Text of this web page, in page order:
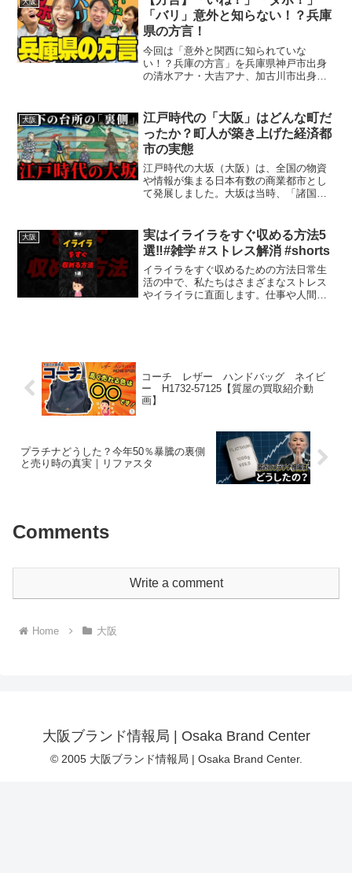
大阪
「バリ」意外と知らない！？兵庫
県の方言！
今回は「意外と関西に知られていな
い！？兵庫の方言」を兵庫県神戸市出身
の清水アナ・大吉アナ、加古川市出身の
兵庫の方言はありましたか・・・？＝＝
＝＝＝＝＝＝＝＝＝＝＝＝＝＝...
大阪
江戸時代の「大阪」はどんな町だ
ったか？町人が築き上げた経済都
市の実態
江戸時代の大坂（大阪）は、全国の物資
や情報が集まる日本有数の商業都市とし
て発展しました。大坂は当時、「諸国の
回は、江戸時代の大坂がどんな町だった
のか、様々な視点から解説...
大阪
実はイライラをすぐ収める方法5
選‼️#雑学 #ストレス解消 #shorts
イライラをすぐ収めるための方法日常生
活の中で、私たちはさまざまなストレス
やイライラに直面します。仕事や人間関
コーチ レザー ハンドバッグ ネイビ
ー H1732-57125【質屋の買取紹介動
画】
プラチナどうした？今年50％暴騰の裏側
と売り時の真実｜リファスタ
Comments
Write a comment
Home 大阪
大阪ブランド情報局 | Osaka Brand Center
© 2005 大阪ブランド情報局 | Osaka Brand Center.